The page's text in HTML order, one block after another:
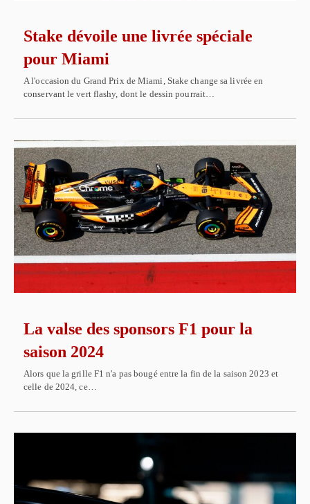
Stake dévoile une livrée spéciale
pour Miami
A l'occasion du Grand Prix de Miami, Stake change sa livrée en
conservant le vert flashy, dont le dessin pourrait…
La valse des sponsors F1 pour la
saison 2024
Alors que la grille F1 n'a pas bougé entre la fin de la saison 2023 et
celle de 2024, ce…